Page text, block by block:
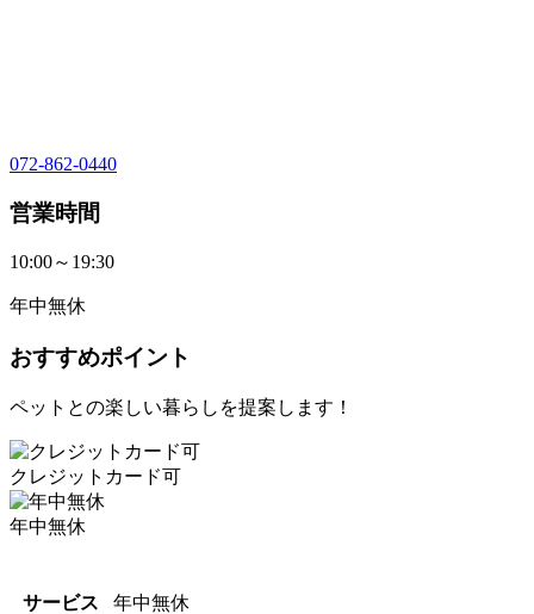
072-862-0440
営業時間
10:00～19:30
年中無休
おすすめポイント
ペットとの楽しい暮らしを提案します！
クレジットカード可
年中無休
サービス
年中無休